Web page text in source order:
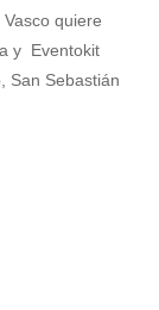
quiere
y Eventokit
San Sebastián